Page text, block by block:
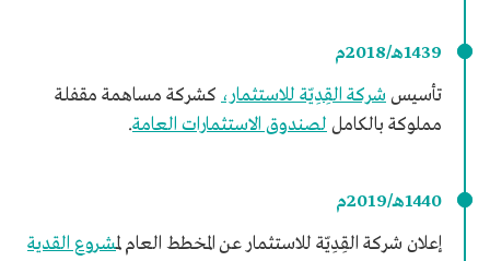
1439هـ/2018م
تأسيس شركة القِدِيّة للاستثمار، كشركة مساهمة مقفلة
مملوكة بالكامل لصندوق الاستثمارات العامة.
1440هـ/2019م
إعلان شركة القِدِيّة للاستثمار عن المخطط العام لمشروع القدية